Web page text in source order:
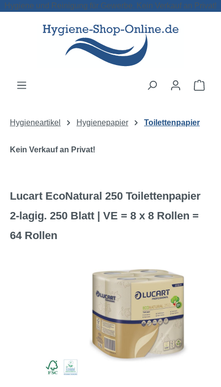
Zum Hauptinhalt springen
Hygiene und Reinigung für Gewerbe. Kein Verkauf an Privat!
Hygieneartikel Hygienepapier Toilettenpapier
Kein Verkauf an Privat!
Lucart EcoNatural 250 Toilettenpapier
2-lagig. 250 Blatt | VE = 8 x 8 Rollen =
64 Rollen
Bildergalerie überspringen